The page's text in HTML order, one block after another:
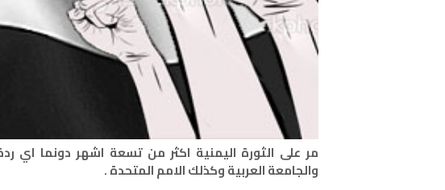
مر على الثورة اليمنية اكثر من تسعة اشهر دونما
والجامعة العربية وكذلك الامم المتحدة .